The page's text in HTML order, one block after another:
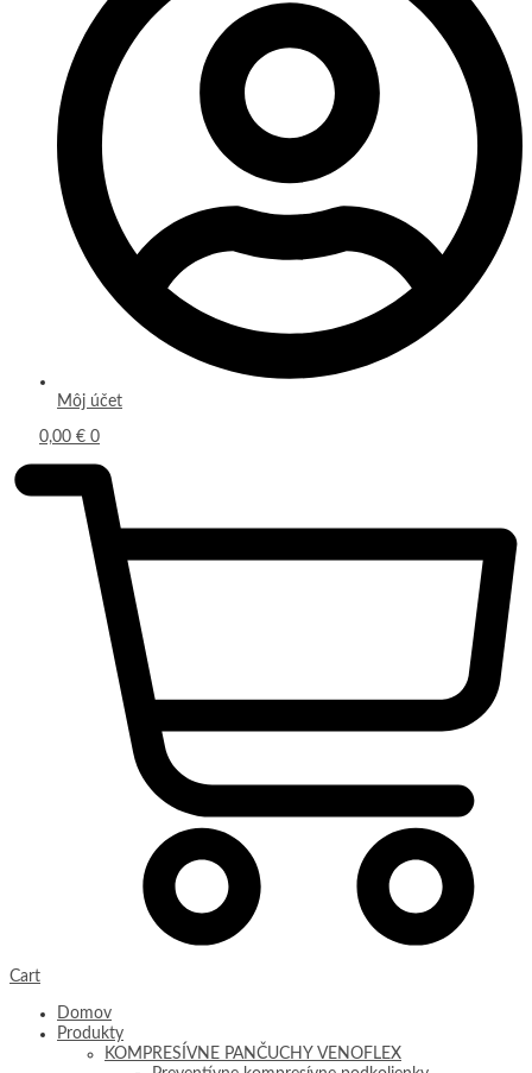
Môj účet
0,00 € 0
Cart
Domov
Produkty
KOMPRESÍVNE PANČUCHY VENOFLEX